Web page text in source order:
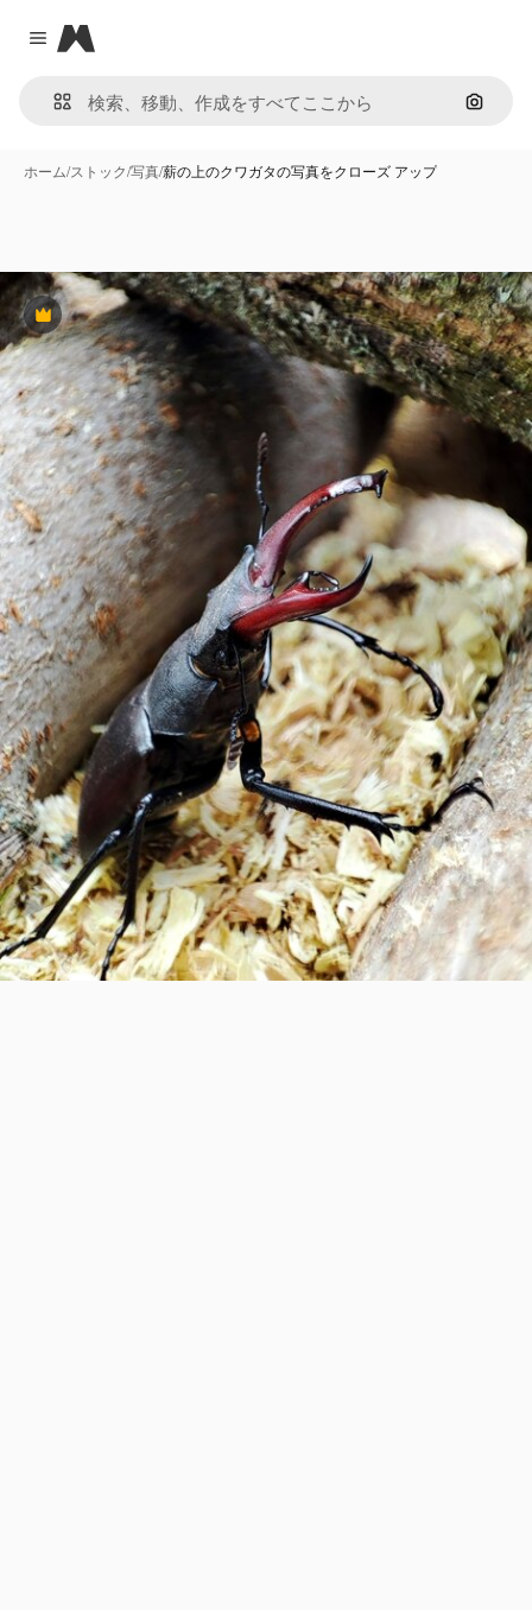
Close menu
Magnific
画像で
ホーム/ストック/写真/薪の上のクワガタの写真をクローズ アップ
Premium